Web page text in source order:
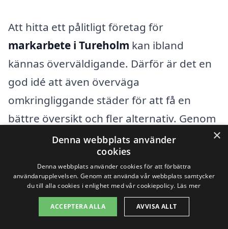
Att hitta ett pålitligt företag för
markarbete i Tureholm kan ibland
kännas överväldigande. Därför är det en
god idé att även överväga
omkringliggande städer för att få en
bättre översikt och fler alternativ. Genom
markarbete-pris.se kan du snabbt och
enkelt få kontakt med professionella inom
markarbejde, så att du kan jämföra priser
och tjänster för att hitta det bästa
erbjudandet.
×
Denna webbplats använder
cookies
Denna webbplats använder cookies för att förbättra
användarupplevelsen. Genom att använda vår webbplats samtycker
du till alla cookies i enlighet med vår cookiepolicy. Läs mer
ACCEPTERA ALLA AVVISA ALLT